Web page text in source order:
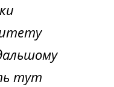
тут